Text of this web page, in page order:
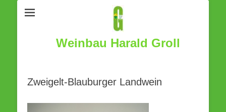
Weinbau Harald Groll
Zweigelt-Blauburger Landwein